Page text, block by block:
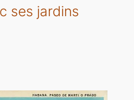
ses jardins